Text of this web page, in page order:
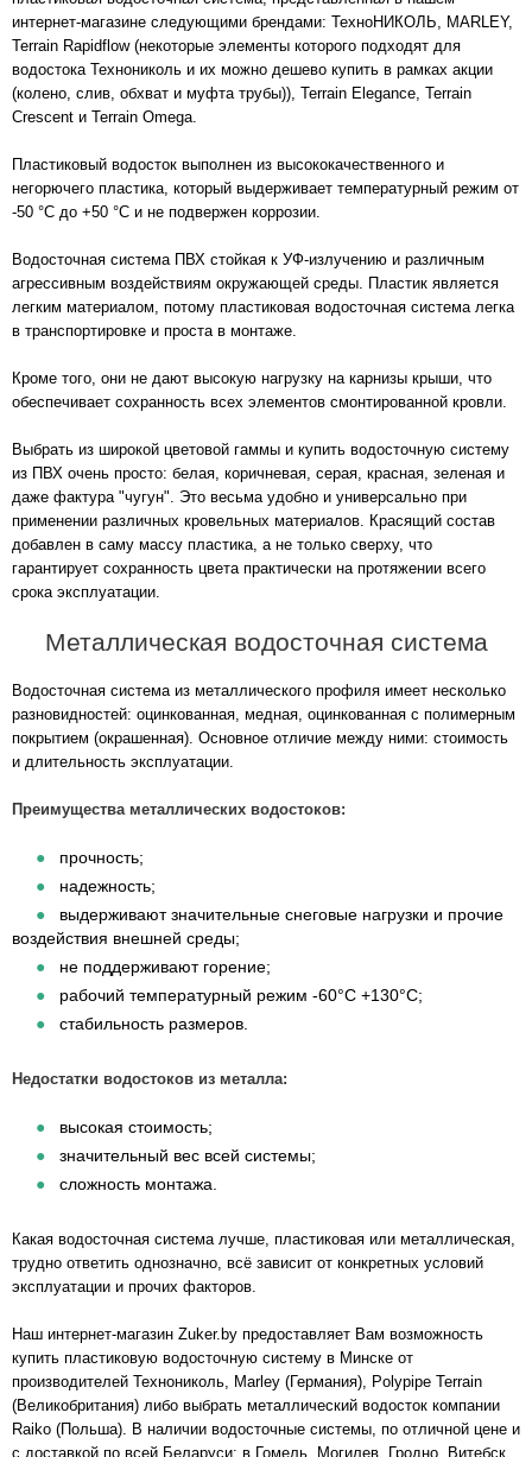
интернет-магазине следующими брендами: ТехноНИКОЛЬ, MARLEY,
Terrain Rapidflow (некоторые элементы которого подходят для
водостока Технониколь и их можно дешево купить в рамках акции
(колено, слив, обхват и муфта трубы)), Terrain Elegance, Terrain
Crescent и Terrain Omega.
Пластиковый водосток выполнен из высококачественного и
негорючего пластика, который выдерживает температурный режим от
-50 °С до +50 °С и не подвержен коррозии.
Водосточная система ПВХ стойкая к УФ-излучению и различным
агрессивным воздействиям окружающей среды. Пластик является
легким материалом, потому пластиковая водосточная система легка
в транспортировке и проста в монтаже.
Кроме того, они не дают высокую нагрузку на карнизы крыши, что
обеспечивает сохранность всех элементов смонтированной кровли.
Выбрать из широкой цветовой гаммы и купить водосточную систему
из ПВХ очень просто: белая, коричневая, серая, красная, зеленая и
даже фактура "чугун". Это весьма удобно и универсально при
применении различных кровельных материалов. Красящий состав
добавлен в саму массу пластика, а не только сверху, что
гарантирует сохранность цвета практически на протяжении всего
срока эксплуатации.
Металлическая водосточная система
Водосточная система из металлического профиля имеет несколько
разновидностей: оцинкованная, медная, оцинкованная с полимерным
покрытием (окрашенная). Основное отличие между ними: стоимость
и длительность эксплуатации.
Преимущества металлических водостоков:
прочность;
надежность;
выдерживают значительные снеговые нагрузки и прочие
воздействия внешней среды;
не поддерживают горение;
рабочий температурный режим -60°С +130°С;
стабильность размеров.
Недостатки водостоков из металла:
высокая стоимость;
значительный вес всей системы;
сложность монтажа.
Какая водосточная система лучше, пластиковая или металлическая,
трудно ответить однозначно, всё зависит от конкретных условий
эксплуатации и прочих факторов.
Наш интернет-магазин Zuker.by предоставляет Вам возможность
купить пластиковую водосточную систему в Минске от
производителей Технониколь, Marley (Германия), Polypipe Terrain
(Великобритания) либо выбрать металлический водосток компании
Raiko (Польша). В наличии водосточные системы, по отличной цене и
с доставкой по всей Беларуси: в Гомель, Могилев, Гродно, Витебск,